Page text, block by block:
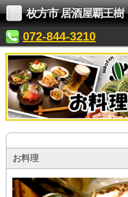
枚方市 居酒屋覇王樹
072-844-3210
お料理